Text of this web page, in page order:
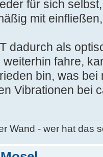
für sich
mit
dadurch als
fahre,
bin, was bei
Vibrationen bei
Wand - wer hat das